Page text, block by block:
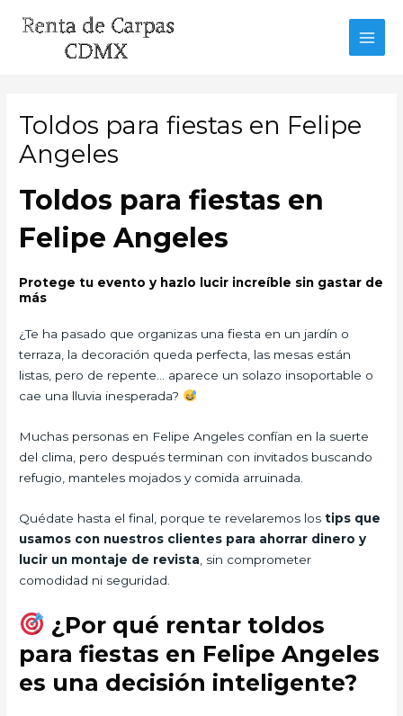
Toldos para fiestas en Felipe
Angeles
Toldos para fiestas en
Felipe Angeles
Protege tu evento y hazlo lucir increíble sin gastar de
más
¿Te ha pasado que organizas una fiesta en un jardín o
terraza, la decoración queda perfecta, las mesas están
listas, pero de repente… aparece un solazo insoportable o
cae una lluvia inesperada?
Muchas personas en Felipe Angeles confían en la suerte
del clima, pero después terminan con invitados buscando
refugio, manteles mojados y comida arruinada.
Quédate hasta el final, porque te revelaremos lostips que
usamos con nuestros clientes para ahorrar dinero y
lucir un montaje de revista , sin comprometer
comodidad ni seguridad.
¿Por qué rentar toldos
para fiestas en Felipe Angeles
es una decisión inteligente?